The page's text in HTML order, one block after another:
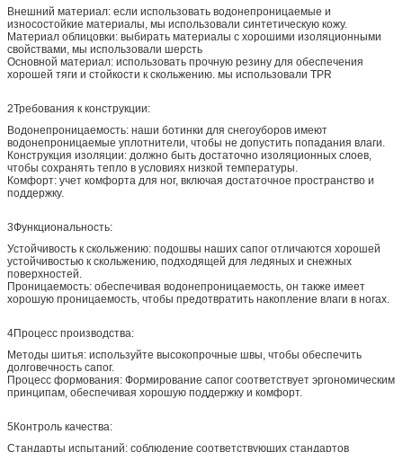
Внешний материал: если использовать водонепроницаемые и
износостойкие материалы, мы использовали синтетическую кожу.
Материал облицовки: выбирать материалы с хорошими изоляционными
свойствами, мы использовали шерсть
Основной материал: использовать прочную резину для обеспечения
хорошей тяги и стойкости к скольжению. мы использовали TPR
2Требования к конструкции:
Водонепроницаемость: наши ботинки для снегоуборов имеют
водонепроницаемые уплотнители, чтобы не допустить попадания влаги.
Конструкция изоляции: должно быть достаточно изоляционных слоев,
чтобы сохранять тепло в условиях низкой температуры.
Комфорт: учет комфорта для ног, включая достаточное пространство и
поддержку.
3Функциональность:
Устойчивость к скольжению: подошвы наших сапог отличаются хорошей
устойчивостью к скольжению, подходящей для ледяных и снежных
поверхностей.
Проницаемость: обеспечивая водонепроницаемость, он также имеет
хорошую проницаемость, чтобы предотвратить накопление влаги в ногах.
4Процесс производства:
Методы шитья: используйте высокопрочные швы, чтобы обеспечить
долговечность сапог.
Процесс формования: Формирование сапог соответствует эргономическим
принципам, обеспечивая хорошую поддержку и комфорт.
5Контроль качества:
Стандарты испытаний: соблюдение соответствующих стандартов